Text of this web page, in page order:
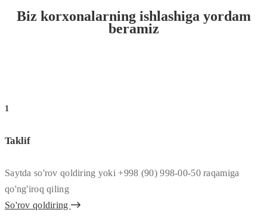
Biz korxonalarning ishlashiga yordam
beramiz
1
Taklif
Saytda so'rov qoldiring yoki +998 (90) 998-00-50 raqamiga
qo'ng'iroq qiling
So'rov qoldiring